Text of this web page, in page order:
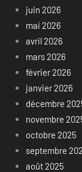
juin 2026
mai 2026
avril 2026
mars 2026
février 2026
janvier 2026
décembre
novembre
octobre 2025
septembre
août 2025